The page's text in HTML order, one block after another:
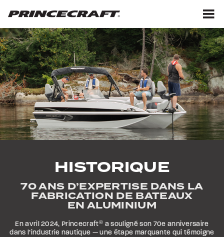
au
au
de
page
HISTORIQUE
70 ANS D’EXPERTISE DANS LA
FABRICATION DE BATEAUX
EN ALUMINIUM
En avril 2024, Princecraft® a souligné son 70e anniversaire
dans l’industrie nautique — une étape marquante qui témoigne